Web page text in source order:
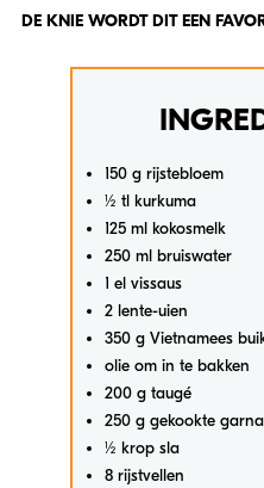
DE KNIE WORDT DIT EEN
150 g rijstebloem
½ tl kurkuma
125 ml kokosmelk
250 ml bruiswater
1 el vissaus
2 lente-uien
350 g Vietnamees
olie om in te bakken
200 g taugé
250 g gekookte
½ krop sla
8 rijstvellen